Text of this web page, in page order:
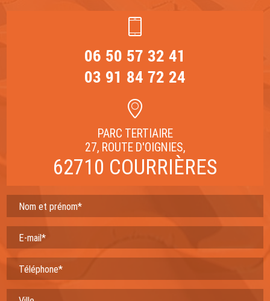
06 50 57 32 41
03 91 84 72 24
PARC TERTIAIRE
27, ROUTE D'OIGNIES,
62710 COURRIÈRES
Nom et prénom*
E-mail*
Téléphone*